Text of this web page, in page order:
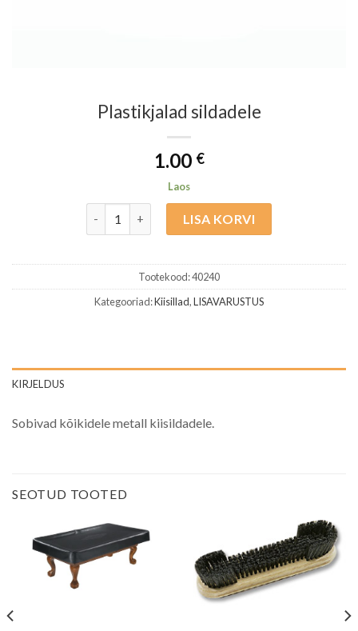
Plastikjalad sildadele
1.00 €
Laos
LISA KORVI
Tootekood:40240
Kategooriad:Kiisillad,LISAVARUSTUS
KIRJELDUS
Sobivad kõikidele metall kiisildadele.
SEOTUD TOOTED